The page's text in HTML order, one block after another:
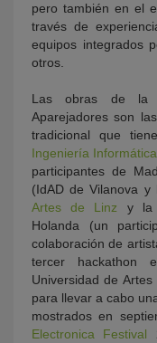
pero también en el
través de
equipos integrados
otros.
Las obras de la
Aparejadores son
tradicional que
Ingeniería
participantes de
(IdAD de Vilanova y
Artes de Linz y la
Holanda (un
colaboración de
tercer hackathon
Universidad de
para llevar a cabo
mostrados en
Electronica Festival